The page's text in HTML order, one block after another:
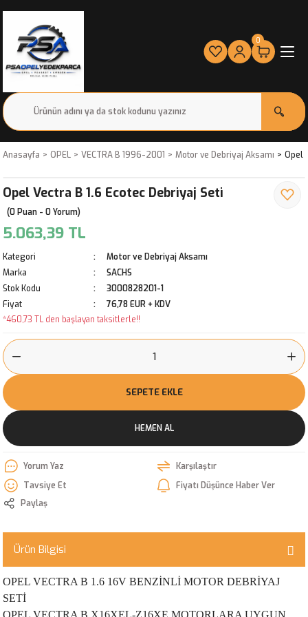
0
Anasayfa OPEL VECTRA B 1996-2001 Motor ve Debriyaj Aksamı Opel
Opel Vectra B 1.6 Ecotec Debriyaj Seti
(0 Puan - 0 Yorum)
5.063,39 TL
Kategori
Motor ve Debriyaj Aksamı
Marka
SACHS
Stok Kodu
3000828201-1
Fiyat
76,78 EUR + KDV
*460,73 TL den başlayan taksitlerle!!
SEPETE EKLE
HEMEN AL
Yorum Yaz
Karşılaştır
Tavsiye Et
Fiyatı Düşünce Haber Ver
Paylaş
Ürün Bilgisi
OPEL VECTRA B 1.6 16V BENZİNLİ MOTOR DEBRİYAJ
SETİ
OPEL VECTRA B X16XEL-Z16XE MOTORLARA UYGUN